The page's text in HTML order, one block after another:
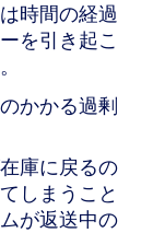
時間の経過
を引き起こ
かかる過剰
庫に戻るの
しまうこと
が返送中の